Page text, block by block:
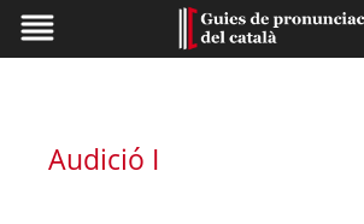
Audició I